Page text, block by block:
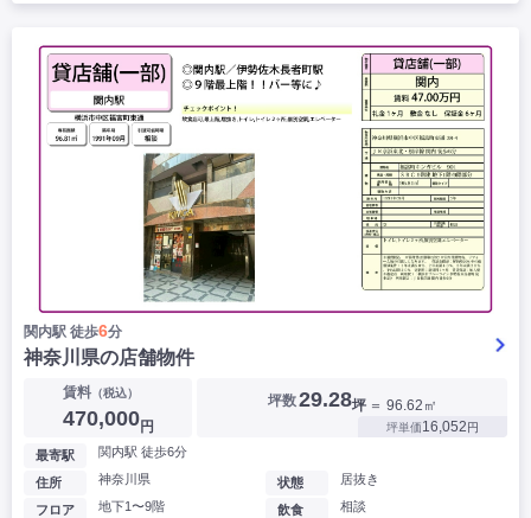
関内駅 徒歩6分
神奈川県の店舗物件
賃料（税込）
470,000円
坪数29.28坪 ＝ 96.62㎡
坪単価16,052円
最寄駅 関内駅 徒歩6分
住所 神奈川県
フロア 地下1〜9階
状態 居抜き
飲食 相談